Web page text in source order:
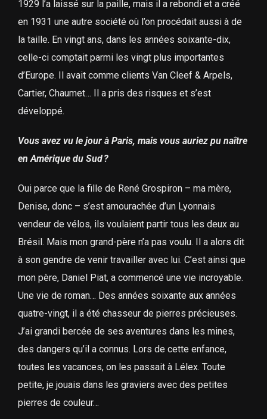
1929 l’a laissé sur la paille, mais il a rebondi et a créé
en 1931 une autre société où l’on procédait aussi à de
la taille. En vingt ans, dans les années soixante-dix,
celle-ci comptait parmi les vingt plus importantes
d’Europe. Il avait comme clients Van Cleef & Arpels,
Cartier, Chaumet… Il a pris des risques et s’est
développé.
Vous avez vu le jour à Paris, mais vous auriez pu naître
en Amérique du Sud ?
Oui parce que la fille de René Grospiron – ma mère,
Denise, donc – s’est amourachée d’un Lyonnais
vendeur de vélos, ils voulaient partir tous les deux au
Brésil. Mais mon grand-père n’a pas voulu. Il a alors dit
à son gendre de venir travailler avec lui. C’est ainsi que
mon père, Daniel Piat, a commencé une vie incroyable.
Une vie de roman… Des années soixante aux années
quatre-vingt, il a été chasseur de pierres précieuses.
J’ai grandi bercée de ses aventures dans les mines,
des dangers qu’il a connus. Lors de cette enfance,
toutes les vacances, on les passait à Lélex. Toute
petite, je jouais dans les graviers avec des petites
pierres de couleur…